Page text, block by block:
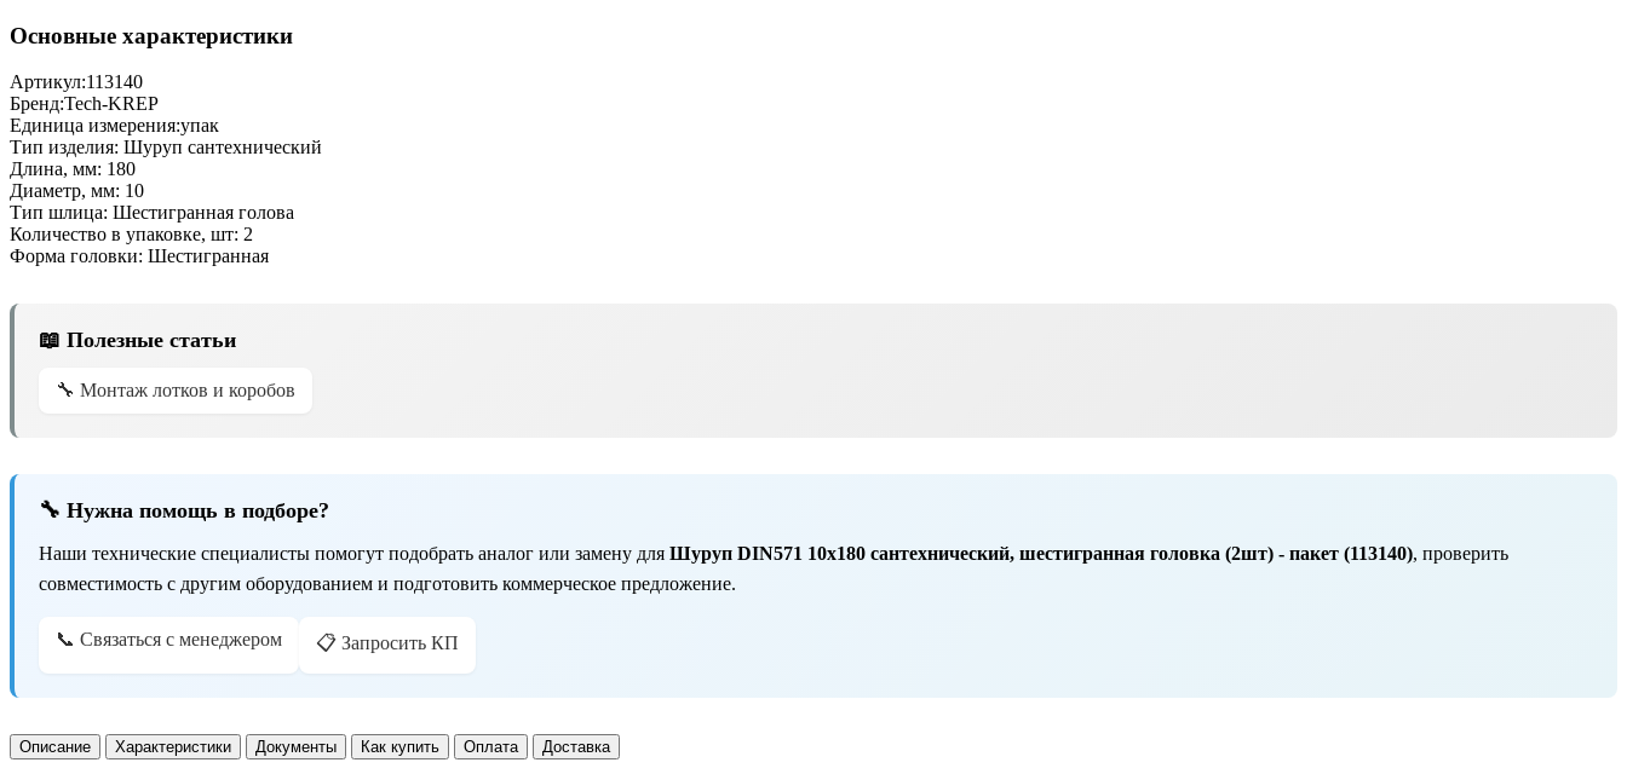
Основные характеристики
Артикул:113140
Бренд:Tech-KREP
Единица измерения:упак
Тип изделия: Шуруп сантехнический
Длина, мм: 180
Диаметр, мм: 10
Тип шлица: Шестигранная голова
Количество в упаковке, шт: 2
Форма головки: Шестигранная
📖 Полезные статьи
🔧 Монтаж лотков и коробов
🔧 Нужна помощь в подборе?
Наши технические специалисты помогут подобрать аналог или замену для Шуруп DIN571 10х180 сантехнический, шестигранная головка (2шт) - пакет (113140), проверить
совместимость с другим оборудованием и подготовить коммерческое предложение.
📞 Связаться с менеджером 📋 Запросить КП
Описание Характеристики Документы Как купить Оплата Доставка